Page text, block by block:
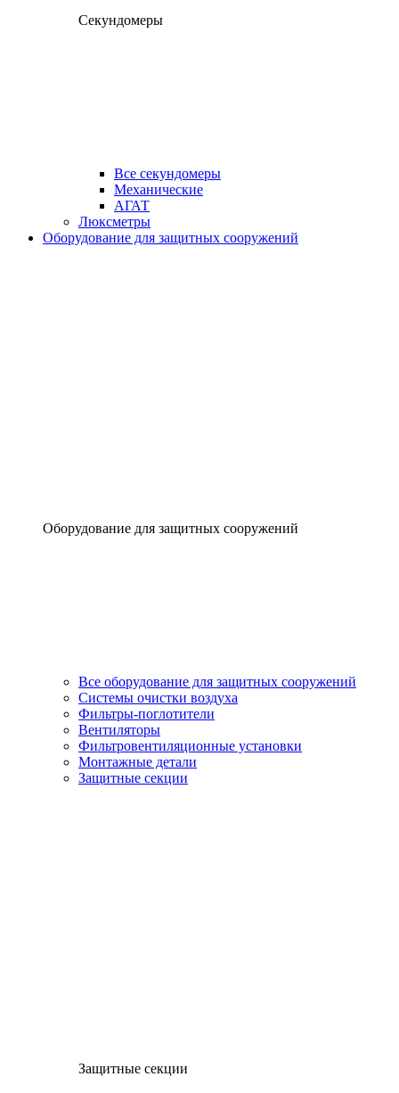
Секундомеры
Все секундомеры
Механические
АГАТ
Люксметры
Оборудование для защитных сооружений
Оборудование для защитных сооружений
Все оборудование для защитных сооружений
Системы очистки воздуха
Фильтры-поглотители
Вентиляторы
Фильтровентиляционные установки
Монтажные детали
Защитные секции
Защитные секции